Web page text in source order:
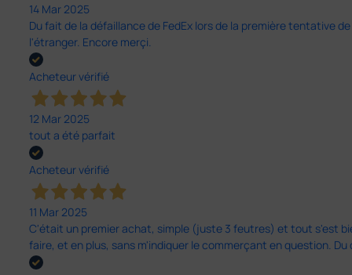
14 Mar 2025
Du fait de la défaillance de FedEx lors de la première tentative
l'étranger. Encore merçi.
Acheteur vérifié
12 Mar 2025
tout a été parfait
Acheteur vérifié
11 Mar 2025
C'était un premier achat, simple (juste 3 feutres) et tout s'est
faire, et en plus, sans m'indiquer le commerçant en question.